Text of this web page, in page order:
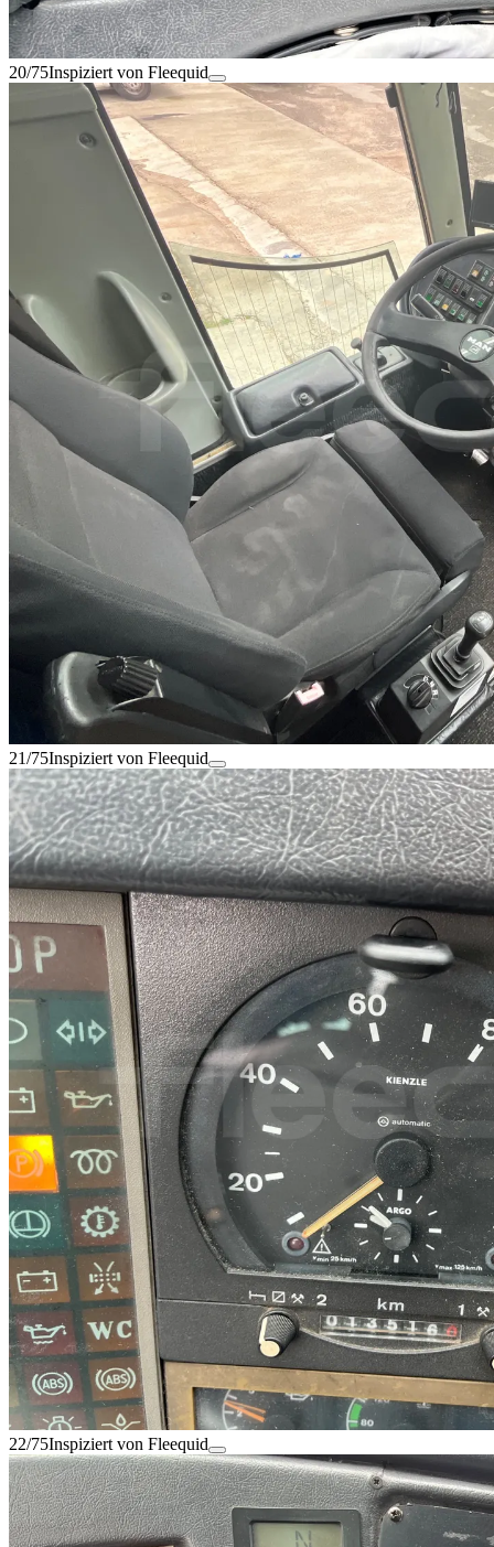
20/75Inspiziert von Fleequid
21/75Inspiziert von Fleequid
22/75Inspiziert von Fleequid